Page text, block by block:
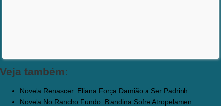
Veja também:
Novela Renascer: Eliana Força Damião a Ser Padrinh...
Novela No Rancho Fundo: Blandina Sofre Atropelamen...